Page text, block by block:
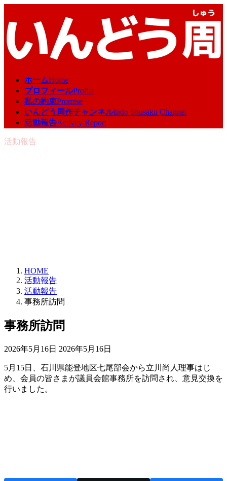
テ
ン
ツ
ゲ
ー
シ
ホームHome
プロフィールProfile
私の約束Promise
いんどう周作チャンネルIndo Shusaku Channel
活動報告Activity Report
活動報告
HOME
活動報告
活動報告
事務所訪問
事務所訪問
2026年5月16日 最
更
新
2026年5月16日
5月15日、石川県能登地区七尾部会から立川尚人理事はじ
め、会員の皆さまが議員会館事務所を訪問され、意見交換を
行いました。